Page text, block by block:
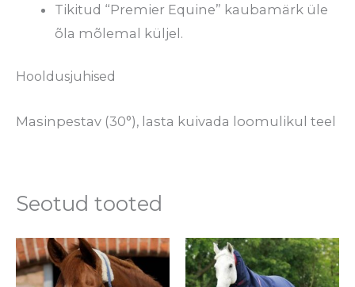
Tikitud “Premier Equine” kaubamärk üle
õla mõlemal küljel.
Hooldusjuhised
Masinpestav (30°), lasta kuivada loomulikul teel
Seotud tooted
Sellel
tootel